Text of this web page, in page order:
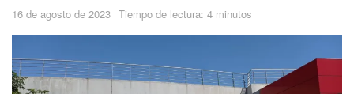
16 de agosto de 2023 Tiempo de lectura: 4 minutos